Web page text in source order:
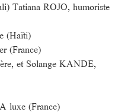
Tatiana ROJO, humoriste
(Haïti)
(France)
et Solange KANDE,
luxe (France)